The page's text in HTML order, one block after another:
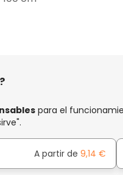
para el
A partir de 9,14 €